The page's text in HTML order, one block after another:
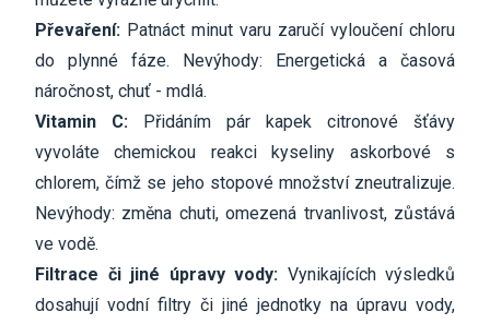
Převaření: Patnáct minut varu zaručí vyloučení chloru
do plynné fáze. Nevýhody: Energetická a časová
náročnost, chuť - mdlá.
Vitamin C: Přidáním pár kapek citronové šťávy
vyvoláte chemickou reakci kyseliny askorbové s
chlorem, čímž se jeho stopové množství zneutralizuje.
Nevýhody: změna chuti, omezená trvanlivost, zůstává
ve vodě.
Filtrace či jiné úpravy vody: Vynikajících výsledků
dosahují vodní filtry či jiné jednotky na úpravu vody,